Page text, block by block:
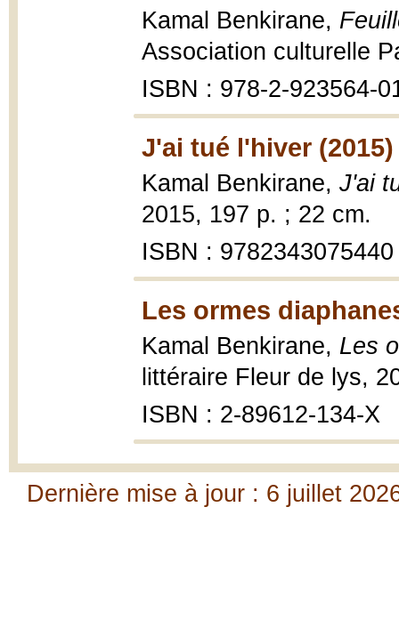
Kamal Benkirane,
Association culturelle
ISBN : 978-2-923564-
J'ai tué l'hiver (2015)
Kamal Benkirane, J'ai
2015, 197 p. ; 22 cm.
ISBN : 9782343075440
Les ormes
Kamal Benkirane, Les
littéraire Fleur de lys,
ISBN : 2-89612-134-X
Dernière mise à jour : 6 juillet